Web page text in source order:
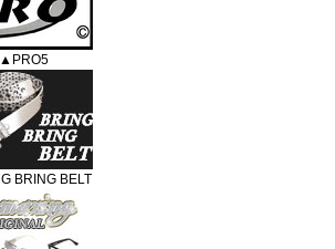
▲PRO5
BRING BELT